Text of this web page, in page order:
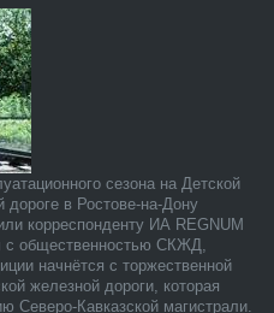
сезона на Детской
дороге в Ростове-на-Дону
корреспонденту ИА REGNUM
с общественностью СКЖД,
начнётся с торжественной
железной дороги, которая
Северо-Кавказской магистрали.